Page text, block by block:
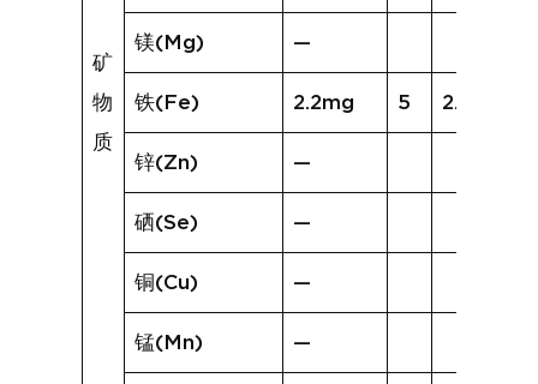
矿
物
质
镁(Mg) —
铁(Fe) 2.2mg 5 2.8mg
锌(Zn) —
硒(Se) —
铜(Cu) —
锰(Mn) —